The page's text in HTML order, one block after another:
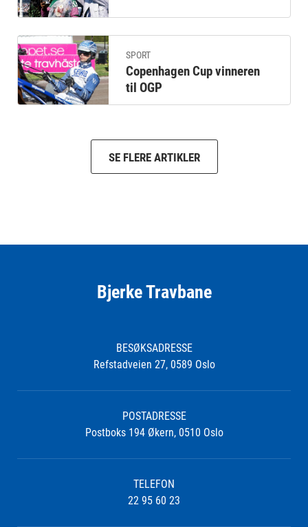
SPORT
Copenhagen Cup vinneren
til OGP
SE FLERE ARTIKLER
Bjerke Travbane
BESØKSADRESSE
Refstadveien 27, 0589 Oslo
POSTADRESSE
Postboks 194 Økern, 0510 Oslo
TELEFON
22 95 60 23